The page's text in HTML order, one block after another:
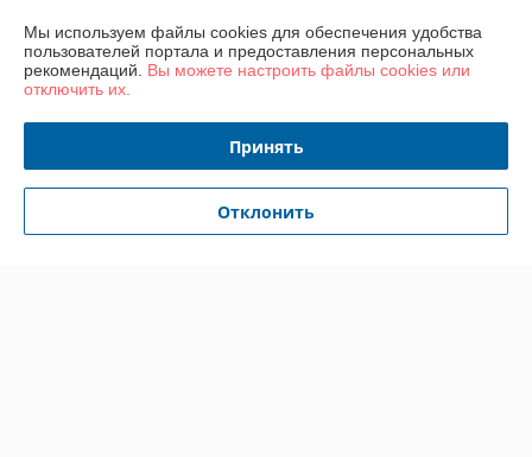
Контакты
Доставка и оплата
Полная версия сайта
Мы используем файлы cookies для обеспечения удобства
пользователей портала и предоставления персональных
рекомендаций. Вы можете настроить файлы cookies или
отключить их.
Принять
Отклонить